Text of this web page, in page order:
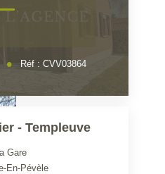
Réf :CVV03864
- Templeuve
Gare
En-Pévèle